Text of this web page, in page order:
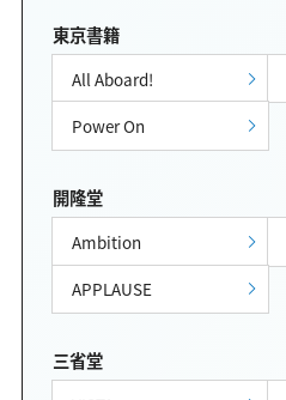
東京書籍
All Aboard!
Power On
開隆堂
Ambition
APPLAUSE
三省堂